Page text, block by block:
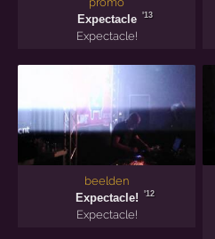
Expectacle
'13
Expectacle!
beelden
Expectacle!
'12
Expectacle!